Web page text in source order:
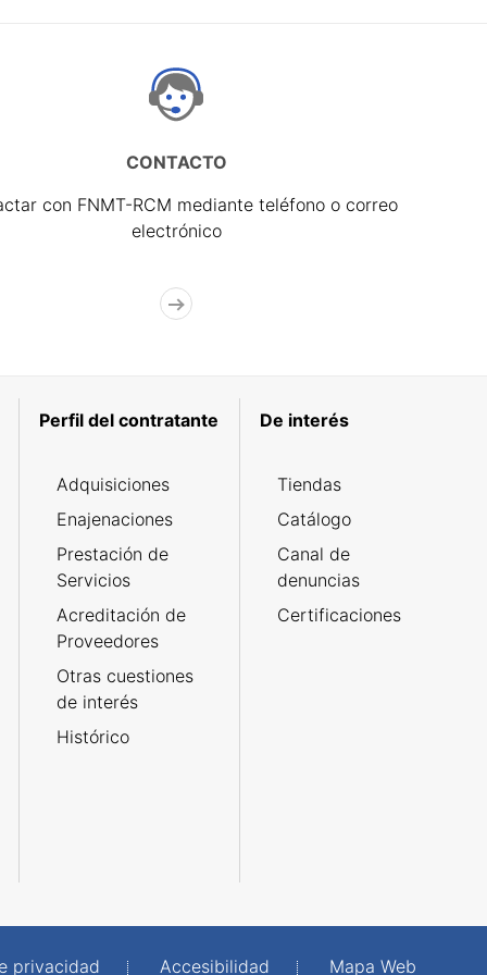
CONTACTO
con FNMT-RCM mediante teléfono o correo
electrónico
Perfil del contratante
Adquisiciones
Enajenaciones
Prestación de
Servicios
Acreditación de
Proveedores
Otras cuestiones
de interés
Histórico
De interés
Tiendas
Catálogo
Canal de
denuncias
Certificaciones
privacidad Accesibilidad Mapa Web